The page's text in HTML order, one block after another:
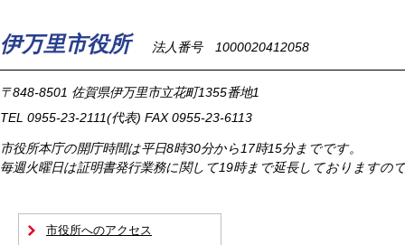
伊万里市役所 法人番号 1000020412058
〒848-8501 佐賀県伊万里市立花町1355番地1
TEL 0955-23-2111(代表) FAX 0955-23-6113
市役所本庁の開庁時間は平日8時30分から17時15分までです。
毎週火曜日は証明書発行業務に関して19時まで延長しておりますの
市役所へのアクセス